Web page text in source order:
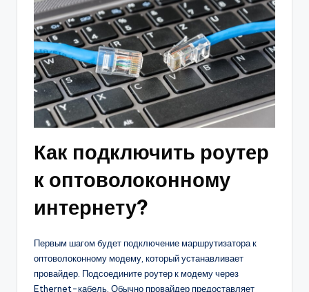
Как подключить роутер
к оптоволоконному
интернету?
Первым шагом будет подключение маршрутизатора к
оптоволоконному модему, который устанавливает
провайдер. Подсоедините роутер к модему через
Ethernet-кабель. Обычно провайдер предоставляет